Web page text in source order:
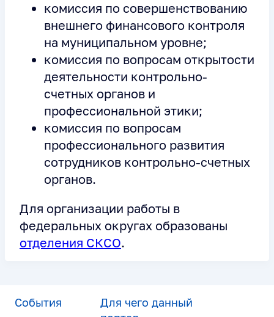
комиссия по совершенствованию
внешнего финансового контроля
на муниципальном уровне;
комиссия по вопросам открытости
деятельности контрольно-
счетных органов и
профессиональной этики;
комиссия по вопросам
профессионального развития
сотрудников контрольно-счетных
органов.
Для организации работы в
федеральных округах образованы
отделения СКСО.
События
Для чего данный